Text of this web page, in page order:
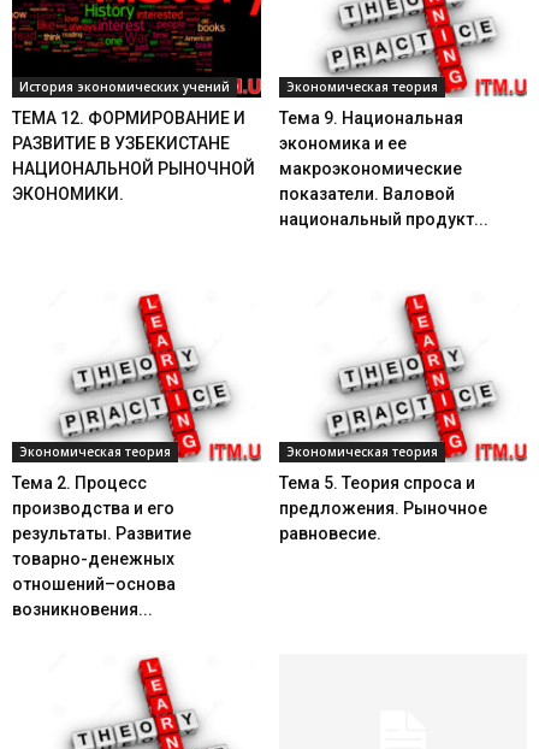
История экономических учений
ТЕМА 12. ФОРМИРОВАНИЕ И
РАЗВИТИЕ В УЗБЕКИСТАНЕ
НАЦИОНАЛЬНОЙ РЫНОЧНОЙ
ЭКОНОМИКИ.
Экономическая теория
Тема 9. Национальная
экономика и ее
макроэкономические
показатели. Валовой
национальный продукт...
Экономическая теория
Тема 2. Процесс
производства и его
результаты. Развитие
товарно-денежных
отношений–основа
возникновения...
Экономическая теория
Тема 5. Теория спроса и
предложения. Рыночное
равновесие.